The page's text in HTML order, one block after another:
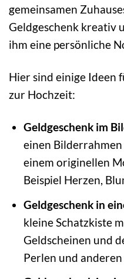
gemeinsamen
Geldgeschenk kreativ
ihm eine persönliche
Hier sind einige Ideen
zur Hochzeit:
Geldgeschenk im
einen
einem originellen
Beispiel Herzen,
Geldgeschenk in
kleine Schatzkiste
Geldscheinen und
Perlen und